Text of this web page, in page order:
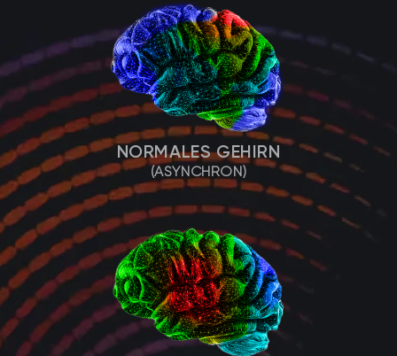
NORMALES GEHIRN
(ASYNCHRON)